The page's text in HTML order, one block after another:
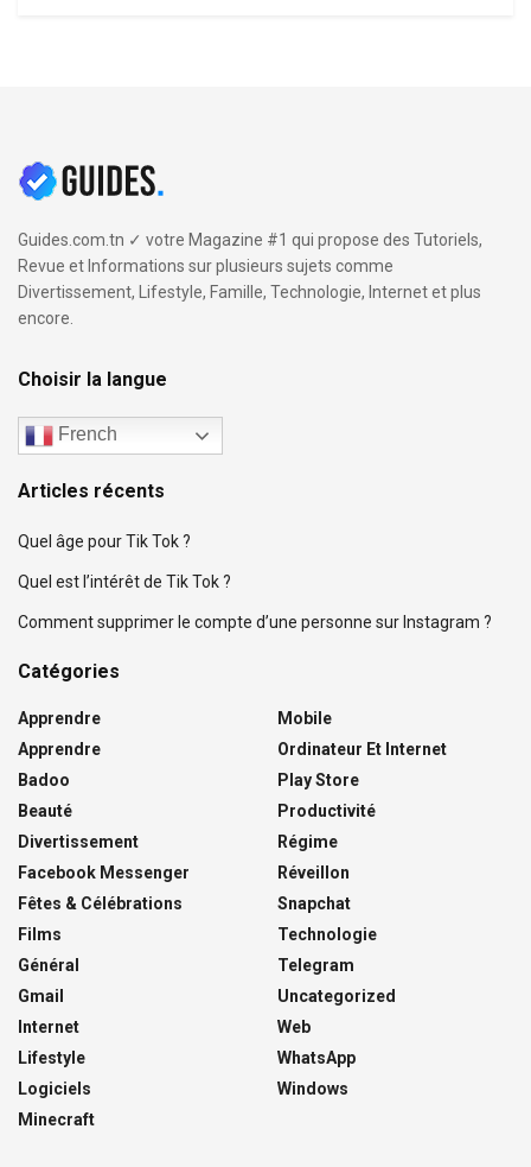
Guides.com.tn ✓ votre Magazine #1 qui propose des Tutoriels,
Revue et Informations sur plusieurs sujets comme
Divertissement, Lifestyle, Famille, Technologie, Internet et plus
encore.
Choisir la langue
French
Articles récents
Quel âge pour Tik Tok ?
Quel est l’intérêt de Tik Tok ?
Comment supprimer le compte d’une personne sur Instagram ?
Catégories
Apprendre
Apprendre
Badoo
Beauté
Divertissement
Facebook Messenger
Fêtes & Célébrations
Films
Général
Gmail
Internet
Lifestyle
Logiciels
Minecraft
Mobile
Ordinateur Et Internet
Play Store
Productivité
Régime
Réveillon
Snapchat
Technologie
Telegram
Uncategorized
Web
WhatsApp
Windows